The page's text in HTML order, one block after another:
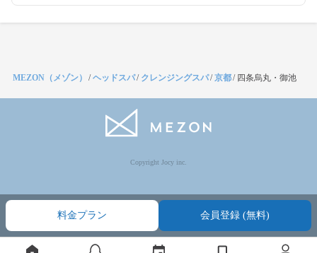
料金プラン 会員登録 (無料)
MEZON（メゾン） /ヘッドスパ/ クレンジングスパ/京都/ 四条烏丸・御池
Copyright Jocy inc.